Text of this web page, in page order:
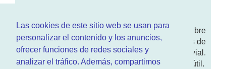
Las cookies de este sitio web se usan para
personalizar el contenido y los anuncios,
ofrecer funciones de redes sociales y
analizar el tráfico. Además, compartimos
Enwww.RenovarCarnet.comTe contamos sobre
larenovación del permisode conducir, noticias de
actualidad motor y sobre todo seguridad vial.
Ademas tenemos todo tipo de información DGT útil.